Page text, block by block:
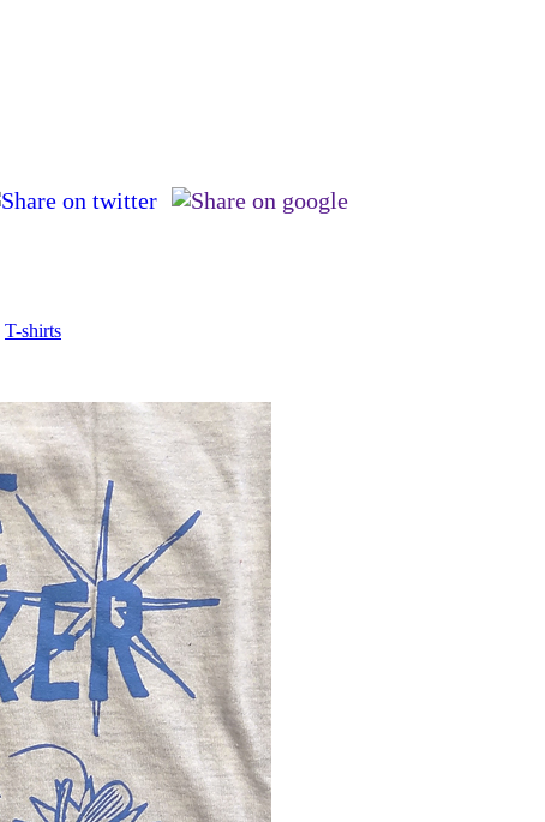
T-shirts